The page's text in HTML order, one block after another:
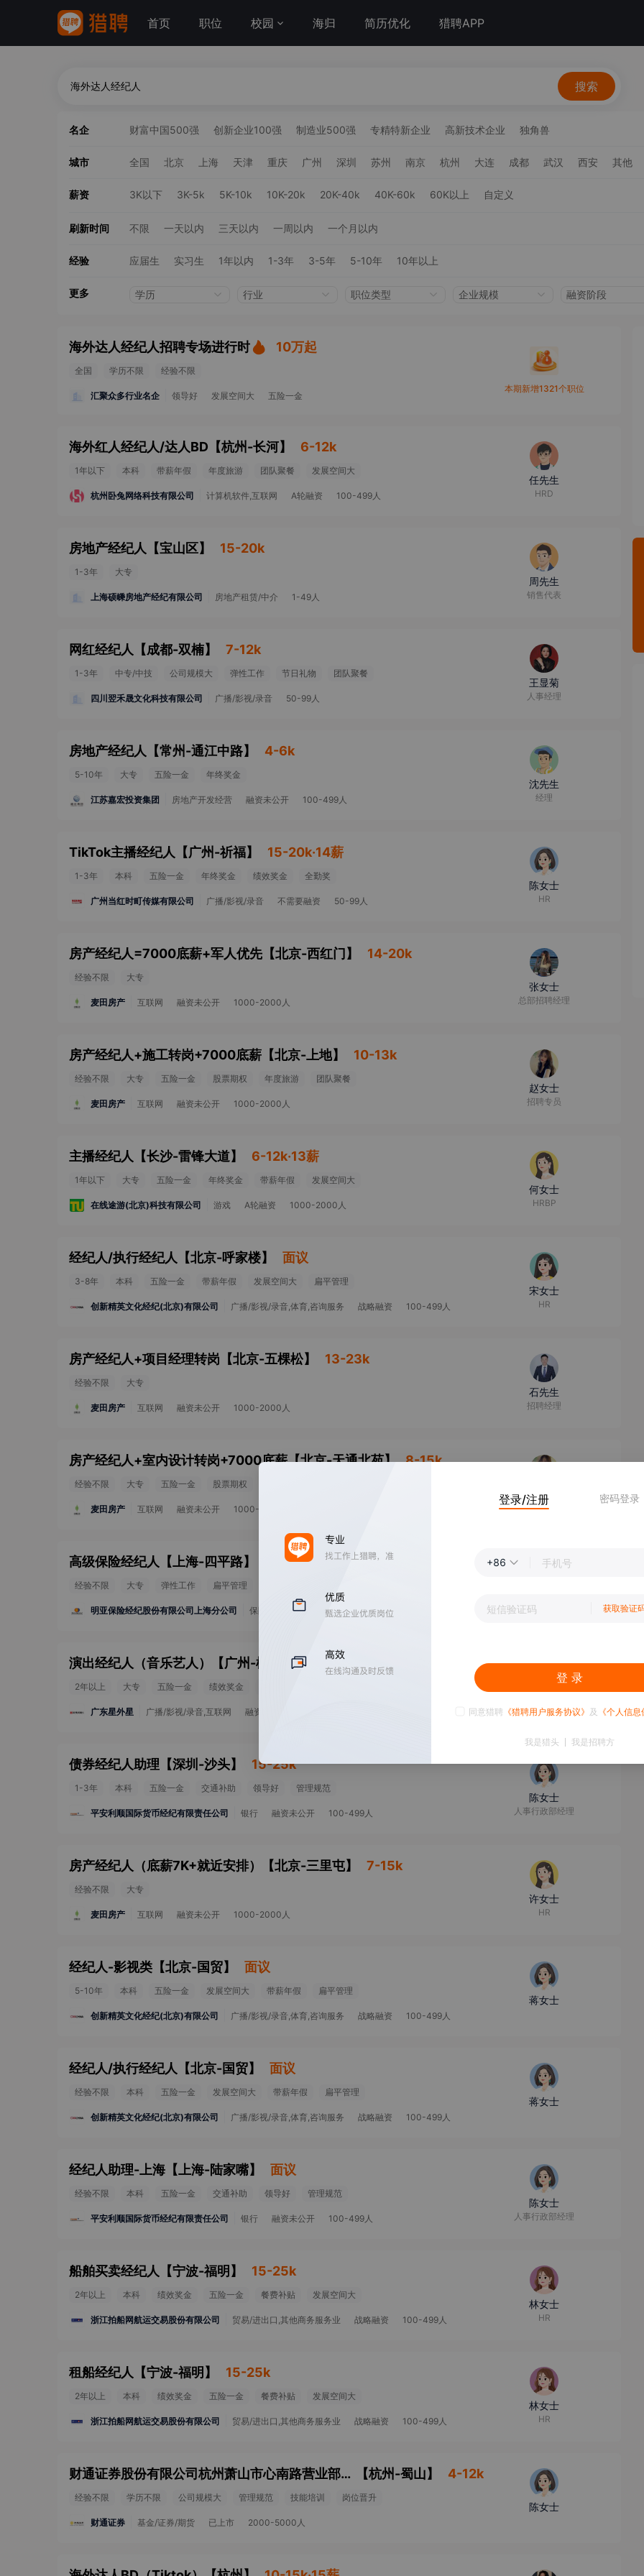
首页 职位 校园 海归 简历优化 猎聘APP
搜索
名企 财富中国500强 创新企业100强 制造业500强 专精特新企业 高新技术企业 独角兽
城市 全国 北京 上海 天津 重庆 广州 深圳 苏州 南京 杭州 大连 成都 武汉 西安 其他
薪资 3K以下 3K-5k 5K-10k 10K-20k 20K-40k 40K-60k 60K以上 自定义
刷新时间 不限 一天以内 三天以内 一周以内 一个月以内
经验 应届生 实习生 1年以内 1-3年 3-5年 5-10年 10年以上
更多 学历 行业 职位类型 企业规模 融资阶段
海外达人经纪人招聘专场进行时 10万起
全国 学历不限 经验不限
汇聚众多行业名企 领导好 发展空间大 五险一金
本期新增1321个职位
海外红人经纪人/达人BD 【杭州-长河】 6-12k
1年以下 本科 带薪年假 年度旅游 团队聚餐 发展空间大
杭州卧兔网络科技有限公司 计算机软件,互联网 A轮融资 100-499人
任先生
HRD
房地产经纪人 【宝山区】 15-20k
1-3年 大专
上海硕嵊房地产经纪有限公司 房地产租赁/中介 1-49人
周先生
销售代表
网红经纪人 【成都-双楠】 7-12k
1-3年 中专/中技 公司规模大 弹性工作 节日礼物 团队聚餐
四川翌禾晟文化科技有限公司 广播/影视/录音 50-99人
王显菊
人事经理
房地产经纪人 【常州-通江中路】 4-6k
5-10年 大专 五险一金 年终奖金
江苏嘉宏投资集团 房地产开发经营 融资未公开 100-499人
沈先生
经理
TikTok主播经纪人 【广州-祈福】 15-20k·14薪
1-3年 本科 五险一金 年终奖金 绩效奖金 全勤奖
广州当红时町传媒有限公司 广播/影视/录音 不需要融资 50-99人
陈女士
HR
房产经纪人=7000底薪+军人优先 【北京-西红门 】 14-20k
经验不限 大专
麦田房产 互联网 融资未公开 1000-2000人
张女士
总部招聘经理
房产经纪人+施工转岗+7000底薪 【北京-上地】 10-13k
经验不限 大专 五险一金 股票期权 年度旅游 团队聚餐
麦田房产 互联网 融资未公开 1000-2000人
赵女士
招聘专员
主播经纪人 【长沙-雷锋大道】 6-12k·13薪
1年以下 大专 五险一金 年终奖金 带薪年假 发展空间大
在线途游(北京)科技有限公司 游戏 A轮融资 1000-2000人
何女士
HRBP
经纪人/执行经纪人 【北京-呼家楼】 面议
3-8年 本科 五险一金 带薪年假 发展空间大 扁平管理
创新精英文化经纪(北京)有限公司 广播/影视/录音,体育,咨询服务 战略融资 100-499人
宋女士
HR
房产经纪人+项目经理转岗 【北京-五棵松】 13-23k
经验不限 大专
麦田房产 互联网 融资未公开 1000-2000人
石先生
招聘经理
房产经纪人+室内设计转岗+7000底薪【北京-天通北苑】 8-15k
经验不限 大专 五险一金 股票期权
麦田房产 互联网 融资未公开 1000-2000人
赵女士
招聘专员
高级保险经纪人 【 上海-四平路】 20-50k
经验不限 大专 弹性工作 扁平管理
明亚保险经纪股份有限公司上海分公司 保险 融资未公开 10000人以上 资深合伙人、总监
演出经纪人（音乐艺人） 【广州-柯木塱】 8-10k
2年以上 大专 五险一金 绩效奖金
广东星外星 广播/影视/录音,互联网 融资未公开
李女士
人事经理
债券经纪人助理 【深圳-沙头】 15-25k
1-3年 本科 五险一金 交通补助 领导好 管理规范
平安利顺国际货币经纪有限责任公司 银行 融资未公开 100-499人
陈女士
人事行政部经理
房产经纪人（底薪7K+就近安排） 【北京-三里屯】 7-15k
经验不限 大专
麦田房产 互联网 融资未公开 1000-2000人
许女士
HR
经纪人-影视类 【北京-国贸】 面议
5-10年 本科 五险一金 发展空间大 带薪年假 扁平管理
创新精英文化经纪(北京)有限公司 广播/影视/录音,体育,咨询服务 战略融资 100-499人
蒋女士
经纪人/执行经纪人 【北京-国贸】 面议
经验不限 本科 五险一金 发展空间大 带薪年假 扁平管理
创新精英文化经纪(北京)有限公司 广播/影视/录音,体育,咨询服务 战略融资 100-499人
蒋女士
经纪人助理-上海 【 上海-陆家嘴】 面议
经验不限 本科 五险一金 交通补助 领导好 管理规范
平安利顺国际货币经纪有限责任公司 银行 融资未公开 100-499人
陈女士
人事行政部经理
船舶买卖经纪人 【宁波-福明 】 15-25k
2年以上 本科 绩效奖金 五险一金 餐费补贴 发展空间大
浙江拍船网航运交易股份有限公司 贸易/进出口,其他商务服务业 战略融资 100-499人
林女士
HR
租船经纪人 【宁波-福明 】 15-25k
2年以上 本科 绩效奖金 五险一金 餐费补贴 发展空间大
浙江拍船网航运交易股份有限公司 贸易/进出口,其他商务服务业 战略融资 100-499人
林女士
HR
财通证券股份有限公司杭州萧山市心南路营业部经纪人（筹） 【杭州-蜀山】 4-12k
经验不限 学历不限 公司规模大 管理规范 技能培训 岗位晋升
财通证券 基金/证券/期货 已上市 2000-5000人
陈女士
登录/注册 密码登录
+86
获取验证
登 录
同意猎聘 《猎聘用户服务协议》 及 《个人信
我是猎头 我是招聘方